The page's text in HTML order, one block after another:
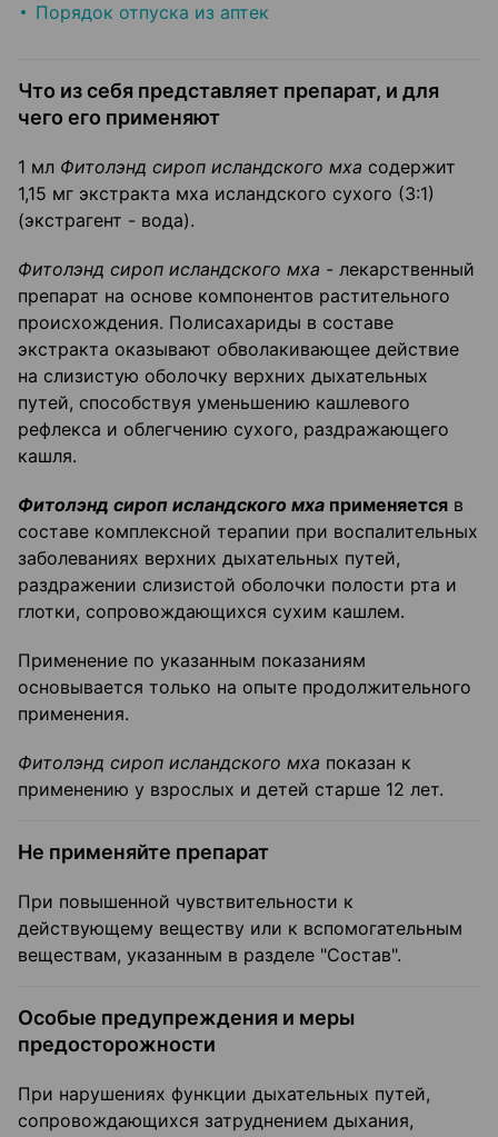
Порядок отпуска из аптек
Что из себя представляет препарат, и для
чего его применяют
1 мл Фитолэнд сироп исландского мха содержит
1,15 мг экстракта мха исландского сухого (3:1)
(экстрагент - вода).
Фитолэнд сироп исландского мха - лекарственный
препарат на основе компонентов растительного
происхождения. Полисахариды в составе
экстракта оказывают обволакивающее действие
на слизистую оболочку верхних дыхательных
путей, способствуя уменьшению кашлевого
рефлекса и облегчению сухого, раздражающего
кашля.
Фитолэнд сироп исландского мха применяется в
составе комплексной терапии при воспалительных
заболеваниях верхних дыхательных путей,
раздражении слизистой оболочки полости рта и
глотки, сопровождающихся сухим кашлем.
Применение по указанным показаниям
основывается только на опыте продолжительного
применения.
Фитолэнд сироп исландского мха показан к
применению у взрослых и детей старше 12 лет.
Не применяйте препарат
При повышенной чувствительности к
действующему веществу или к вспомогательным
веществам, указанным в разделе "Состав".
Особые предупреждения и меры
предосторожности
При нарушениях функции дыхательных путей,
сопровождающихся затруднением дыхания,